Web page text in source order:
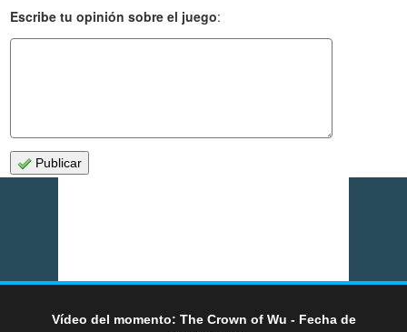
Escribe tu opinión sobre el juego:
Publicar
Vídeo del momento: The Crown of Wu - Fecha de